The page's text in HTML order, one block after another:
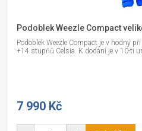
Podoblek Weezle Compact
Podoblek Weezle Compact je v hodný
+14 stupňů Celsia. K dodání je v 10-ti
7 990 Kč